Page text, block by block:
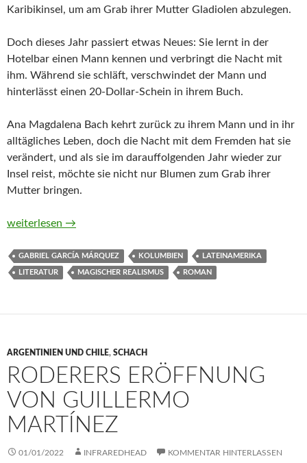
Karibikinsel, um am Grab ihrer Mutter Gladiolen abzulegen.
Doch dieses Jahr passiert etwas Neues: Sie lernt in der
Hotelbar einen Mann kennen und verbringt die Nacht mit
ihm. Während sie schläft, verschwindet der Mann und
hinterlässt einen 20-Dollar-Schein in ihrem Buch.
Ana Magdalena Bach kehrt zurück zu ihrem Mann und in ihr
alltägliches Leben, doch die Nacht mit dem Fremden hat sie
verändert, und als sie im darauffolgenden Jahr wieder zur
Insel reist, möchte sie nicht nur Blumen zum Grab ihrer
Mutter bringen.
Wir sehen uns im August von Gabriel García Márquez
weiterlesen →
GABRIEL GARCÍA MÁRQUEZ KOLUMBIEN LATEINAMERIKA
LITERATUR MAGISCHER REALISMUS ROMAN
ARGENTINIEN UND CHILE, SCHACH
RODERERS ERÖFFNUNG
VON GUILLERMO
MARTÍNEZ
01/01/2022 INFRAREDHEAD KOMMENTAR HINTERLASSEN